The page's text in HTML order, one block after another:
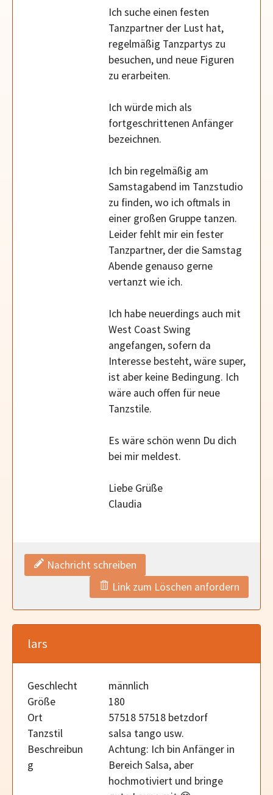
Ich suche einen festen
Tanzpartner der Lust hat,
regelmäßig Tanzpartys zu
besuchen, und neue Figuren
zu erarbeiten.
Ich würde mich als
fortgeschrittenen Anfänger
bezeichnen.
Ich bin regelmäßig am
Samstagabend im Tanzstudio
zu finden, wo ich oftmals in
einer großen Gruppe tanzen.
Leider fehlt mir ein fester
Tanzpartner, der die Samstag
Abende genauso gerne
vertanzt wie ich.
Ich habe neuerdings auch mit
West Coast Swing
angefangen, sofern da
Interesse besteht, wäre super,
ist aber keine Bedingung. Ich
wäre auch offen für neue
Tanzstile.
Es wäre schön wenn Du dich
bei mir meldest.
Liebe Grüße
Claudia
Nachricht schreiben
Link zum Löschen anfordern
lars
Geschlecht
männlich
Größe
180
Ort
57518 57518 betzdorf
Tanzstil
salsa tango usw.
Beschreibun
g
Achtung: Ich bin Anfänger in
Bereich Salsa, aber
hochmotiviert und bringe